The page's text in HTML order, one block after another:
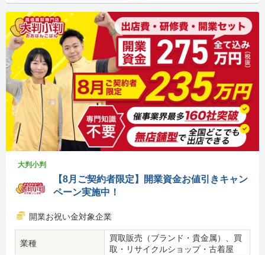
大判小判
【8月ご契約者限定】開業資金お値引きキャン
ペーン実施中！
開業お祝い金対象企業
業種
買取販売（ブランド・貴金属）、買
取・リサイクルショップ・古着屋